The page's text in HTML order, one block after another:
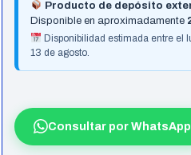
Ds3H
Wifi6E
Lga1851
Producto de depósito
Disponible en aproximadamente
Disponibilidad estimada entre el
13 de agosto.
Consultar por WhatsApp